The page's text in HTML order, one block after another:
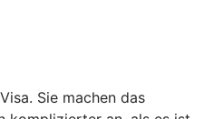
Sie machen das